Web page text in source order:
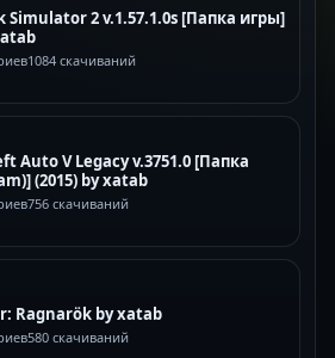
Simulator 2 v.1.57.1.0s [Папка игры]
1084 скачиваний
Auto V Legacy v.3751.0 [Папка
(2015) by xatab
756 скачиваний
Ragnarök by xatab
580 скачиваний